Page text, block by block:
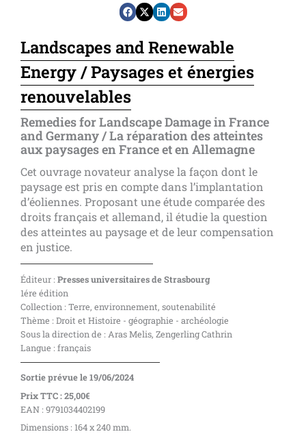
Landscapes and Renewable
Energy / Paysages et énergies
renouvelables
Remedies for Landscape Damage in France
and Germany / La réparation des atteintes
aux paysages en France et en Allemagne
Cet ouvrage novateur analyse la façon dont le
paysage est pris en compte dans l’implantation
d’éoliennes. Proposant une étude comparée des
droits français et allemand, il étudie la question
des atteintes au paysage et de leur compensation
en justice.
Éditeur : Presses universitaires de Strasbourg
1ére édition
Collection : Terre, environnement, soutenabilité
Thème : Droit et Histoire - géographie - archéologie
Sous la direction de : Aras Melis, Zengerling Cathrin
Langue : français
Sortie prévue le 19/06/2024
Prix TTC : 25,00€
EAN : 9791034402199
Dimensions : 164 x 240 mm.